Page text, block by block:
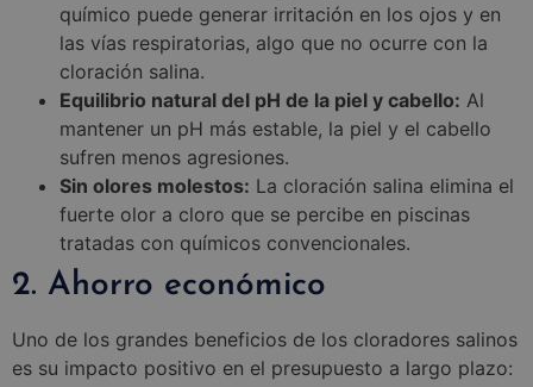
químico puede generar irritación en los ojos y en
las vías respiratorias, algo que no ocurre con la
cloración salina.
Equilibrio natural del pH de la piel y cabello: Al
mantener un pH más estable, la piel y el cabello
sufren menos agresiones.
Sin olores molestos: La cloración salina elimina el
fuerte olor a cloro que se percibe en piscinas
tratadas con químicos convencionales.
2. Ahorro económico
Uno de los grandes beneficios de los cloradores salinos
es su impacto positivo en el presupuesto a largo plazo: